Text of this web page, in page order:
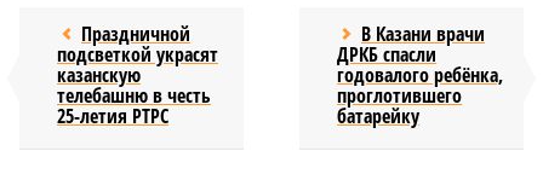
Праздничной
подсветкой украсят
казанскую
телебашню в честь
25-летия РТРС
В Казани врачи
ДРКБ спасли
годовалого ребёнка,
проглотившего
батарейку